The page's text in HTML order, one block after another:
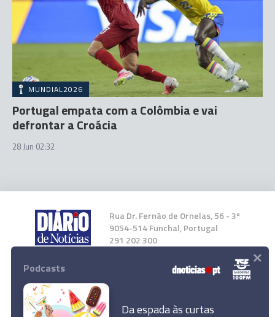
MUNDIAL2026
Portugal empata com a Colômbia e vai
defrontar a Croácia
28 Jun 02:32
Rua Dr. Fernão de Ornelas, 56 - 3º
9054-514 Funchal, Portugal
291 202 300
Instale a nossa App
Podcasts
Da espada às curtas
×